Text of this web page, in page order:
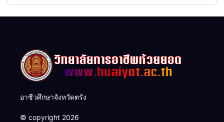
อาชีวศึกษาจังหวัดตรัง
© copyright 2026